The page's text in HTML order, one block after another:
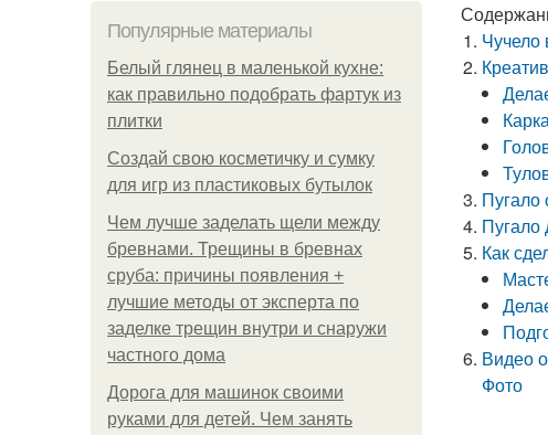
Популярные материалы
Белый глянец в маленькой кухне:
как правильно подобрать фартук из
плитки
Создай свою косметичку и сумку
для игр из пластиковых бутылок
Чем лучше заделать щели между
бревнами. Трещины в бревнах
сруба: причины появления +
лучшие методы от эксперта по
заделке трещин внутри и снаружи
частного дома
Дорога для машинок своими
руками для детей. Чем занять
Чучело
Пугало
Пугало
Как
Видео
Фото